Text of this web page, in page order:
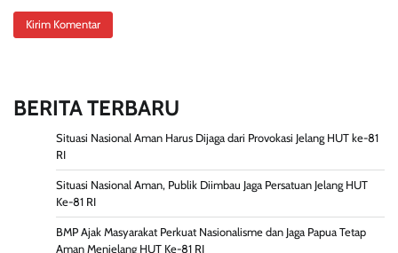
BERITA TERBARU
Situasi Nasional Aman Harus Dijaga dari Provokasi Jelang HUT ke-81
RI
Situasi Nasional Aman, Publik Diimbau Jaga Persatuan Jelang HUT
Ke-81 RI
BMP Ajak Masyarakat Perkuat Nasionalisme dan Jaga Papua Tetap
Aman Menjelang HUT Ke-81 RI